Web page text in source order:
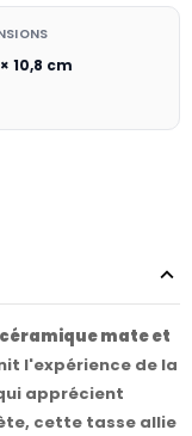
10,8 cm
mate et
l'expérience de la
apprécient
cette tasse allie